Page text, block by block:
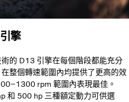
擎
的 D13 引擎在每個階段都能充分
整個轉速範圍內均提供了更高的效
rpm 範圍內表現最佳。
和 500 hp 三種額定動力可供選